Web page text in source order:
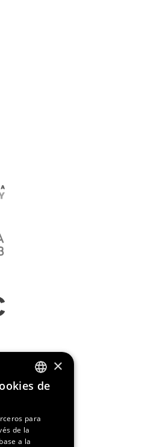
ENGLISH
×
de
para
de la
a la